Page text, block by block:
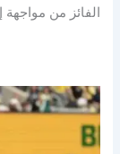
الفائز من مواجهة